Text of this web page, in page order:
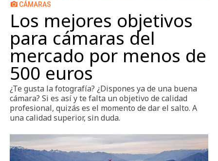
CÁMARAS
Los mejores objetivos
para cámaras del
mercado por menos de
500 euros
¿Te gusta la fotografía? ¿Dispones ya de una buena
cámara? Si es así y te falta un objetivo de calidad
profesional, quizás es el momento de dar el salto. A
una calidad superior, sin duda.